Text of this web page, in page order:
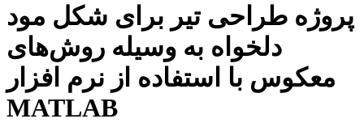
پروژه طراحی تیر برای شکل مود
دلخواه به وسیله روش‌های
معکوس با استفاده از نرم افزار
MATLAB